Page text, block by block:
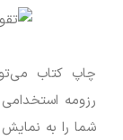
چاپ کتاب
رزومه
شما را به